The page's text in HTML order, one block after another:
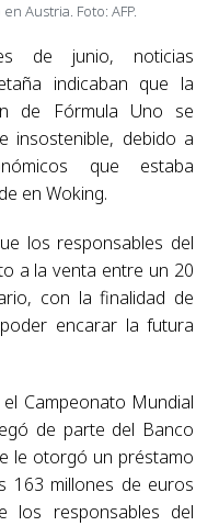
Austria. Foto: AFP.
de junio, noticias
indicaban que la
de Fórmula Uno se
insostenible, debido a
que estaba
en Woking.
los responsables del
a la venta entre un 20
con la finalidad de
encarar la futura
Campeonato Mundial
de parte del Banco
le otorgó un préstamo
163 millones de euros
los responsables del